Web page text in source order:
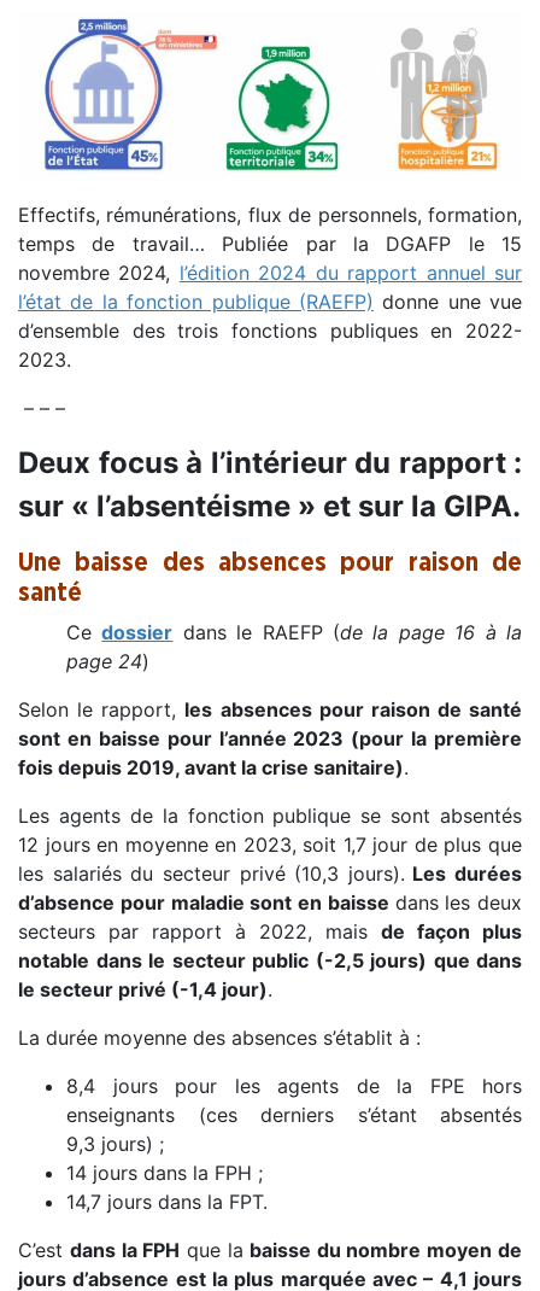
Effectifs, rémunérations, flux de personnels, formation,
temps de travail… Publiée par la DGAFP le 15
novembre 2024, l’édition 2024 du rapport annuel sur
l’état de la fonction publique (RAEFP) donne une vue
d’ensemble des trois fonctions publiques en 2022-
2023.
– – –
Deux focus à l’intérieur du rapport :
sur « l’absentéisme » et sur la GIPA.
Une baisse des absences pour raison de
santé
Cedossier dans le RAEFP (de la page 16 à la
page 24)
Selon le rapport, les absences pour raison de santé
sont en baisse pour l’année 2023 (pour la première
fois depuis 2019, avant la crise sanitaire).
Les agents de la fonction publique se sont absentés
12 jours en moyenne en 2023, soit 1,7 jour de plus que
les salariés du secteur privé (10,3 jours). Les durées
d’absence pour maladie sont en baisse dans les deux
secteurs par rapport à 2022, mais de façon plus
notable dans le secteur public (-2,5 jours) que dans
le secteur privé (-1,4 jour).
La durée moyenne des absences s’établit à :
8,4 jours pour les agents de la FPE hors
enseignants (ces derniers s’étant absentés
9,3 jours) ;
14 jours dans la FPH ;
14,7 jours dans la FPT.
C’est dans la FPH que la baisse du nombre moyen de
jours d’absence est la plus marquée avec – 4,1 jours